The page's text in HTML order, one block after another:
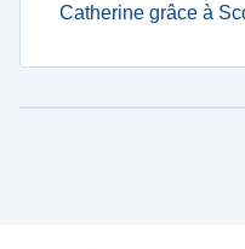
Catherine grâce à